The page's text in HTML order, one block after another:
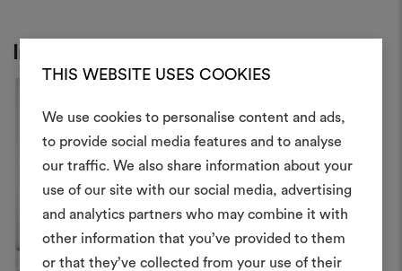
THIS WEBSITE USES COOKIES
We use cookies to personalise content and ads,
to provide social media features and to analyse
our traffic. We also share information about your
use of our site with our social media, advertising
and analytics partners who may combine it with
other information that you’ve provided to them
or that they’ve collected from your use of their
Inspiration
Ein
erstellen
Ein interaktives Tool, mit
Ideen zum Leben
anderen teilen können,